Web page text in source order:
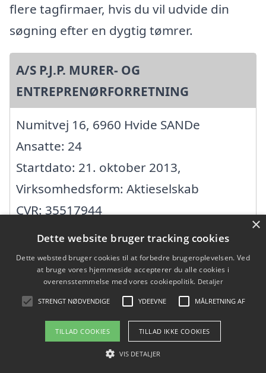
flere tagfirmaer, hvis du vil udvide din
søgning efter en dygtig tømrer.
A/S P.J.P. MURER- OG
ENTREPRENØRFORRETNING
Numitvej 16, 6960 Hvide SANDe
Ansatte: 24
Startdato: 21. oktober 2013,
Virksomhedsform: Aktieselskab
CVR: 35517944
ÅDUM MURERFORRETNING A/S
Tøstrupvej 28, 6880 Tarm
Ansatte: 3
Startdato: 30. juni 2000,
Virksomhedsform: Aktieselskab
×
Dette website bruger tracking cookies
Dette websted bruger cookies til at forbedre brugeroplevelsen. Ved
at bruge vores hjemmeside accepterer du alle cookies i
overensstemmelse med vores cookiepolitik. Detaljer
STRENGT NØDVENDIGE YDEEVNE MÅLRETNING AF
TILLAD COOKIES TILLAD IKKE COOKIES
VIS DETALJER